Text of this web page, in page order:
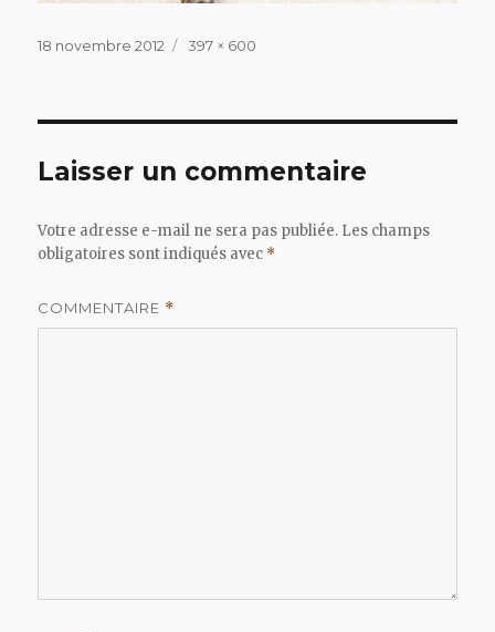
Publié
18 novembre 2012
Taille
397 × 600
Laisser un commentaire
Votre adresse e-mail ne sera pas publiée. Les champs
obligatoires sont indiqués avec *
COMMENTAIRE *